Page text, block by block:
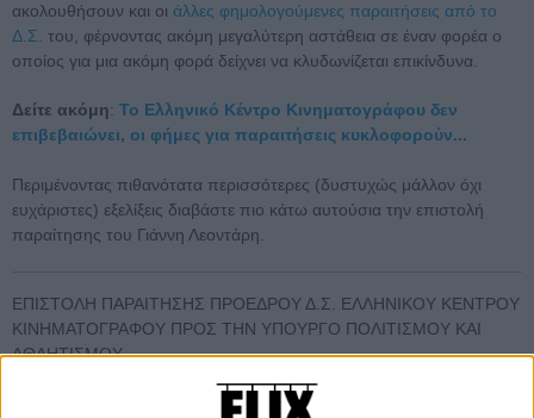
ακολουθήσουν και οι άλλες φημολογούμενες παραιτήσεις από το
Δ.Σ. του, φέρνοντας ακόμη μεγαλύτερη αστάθεια σε έναν φορέα ο
οποίος για μια ακόμη φορά δείχνει να κλυδωνίζεται επικίνδυνα.
Δείτε ακόμη: To Ελληνικό Κέντρο Κινηματογράφου δεν
επιβεβαιώνει, οι φήμες για παραιτήσεις κυκλοφορούν...
Περιμένοντας πιθανότατα περισσότερες (δυστυχώς μάλλον όχι
ευχάριστες) εξελίξεις διαβάστε πιο κάτω αυτούσια την επιστολή
παραίτησης του Γιάννη Λεοντάρη.
ΕΠΙΣΤΟΛΗ ΠΑΡΑΙΤΗΣΗΣ ΠΡΟΕΔΡΟΥ Δ.Σ. ΕΛΛΗΝΙΚΟΥ ΚΕΝΤΡΟΥ
ΚΙΝΗΜΑΤΟΓΡΑΦΟΥ ΠΡΟΣ ΤΗΝ ΥΠΟΥΡΓΟ ΠΟΛΙΤΙΣΜΟΥ ΚΑΙ
ΑΘΛΗΤΙΣΜΟΥ